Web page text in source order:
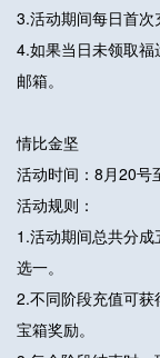
3.活动期间每日首次
4.如果当日未领取
邮箱。
情比金坚
活动时间：8月20号
活动规则：
1.活动期间总共分
选一。
2.不同阶段充值可
宝箱奖励。